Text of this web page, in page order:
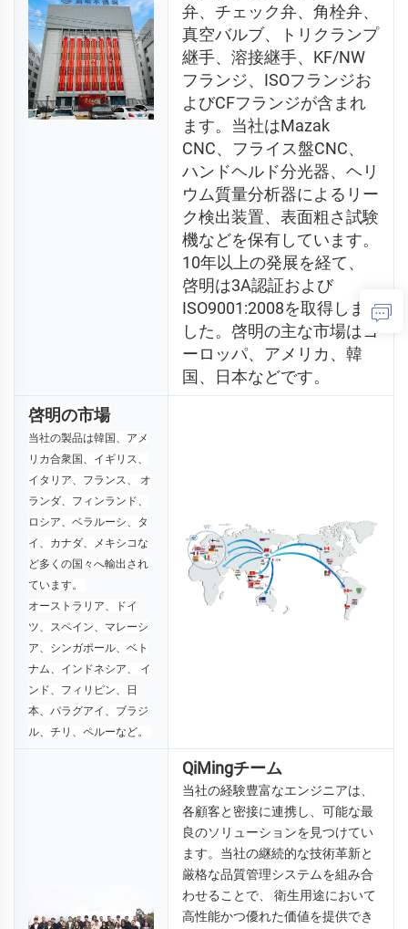
弁、チェック弁、角栓弁、
真空バルブ、トリクランプ
継手、溶接継手、KF/NW
フランジ、ISOフランジお
よびCFフランジが含まれ
ます。当社はMazak
CNC、フライス盤CNC、
ハンドヘルド分光器、ヘリ
ウム質量分析器によるリー
ク検出装置、表面粗さ試験
機などを保有しています。
10年以上の発展を経て、
啓明は3A認証および
ISO9001:2008を取得しま
した。啓明の主な市場はヨ
ーロッパ、アメリカ、韓
国、日本などです。
啓明の市場
当社の製品は韓国、アメ
リカ合衆国、イギリス、
イタリア、フランス、 オ
ランダ、フィンランド、
ロシア、ベラルーシ、タ
イ、カナダ、メキシコな
ど多くの国々へ輸出され
ています。
オーストラリア、ドイ
ツ、スペイン、マレーシ
ア、シンガポール、ベト
ナム、インドネシア、 イ
ンド、フィリピン、日
本、パラグアイ、ブラジ
ル、チリ、ペルーなど。
QiMingチーム
当社の経験豊富なエンジニアは、
各顧客と密接に連携し、可能な最
良のソリューションを見つけてい
ます。当社の継続的な技術革新と
厳格な品質管理システムを組み合
わせることで、 衛生用途において
高性能かつ優れた価値を提供でき